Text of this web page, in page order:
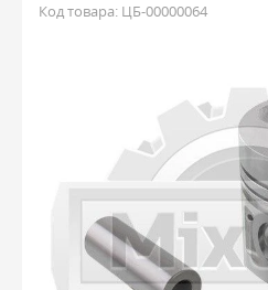
Код товара: ЦБ-00000064